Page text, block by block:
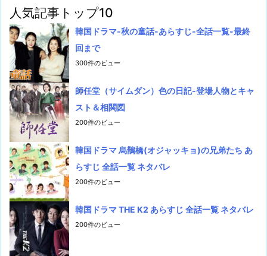
人気記事トップ10
韓国ドラマ-秋の童話-あらすじ-全話一覧-最終
回まで
300件のビュー
師任堂（サイムダン）色の日記-登場人物とキャ
スト＆相関図
200件のビュー
韓国ドラマ 烏鵲橋(オジャッキョ)の兄弟たち あ
らすじ 全話一覧 ネタバレ
200件のビュー
韓国ドラマ THE K2 あらすじ 全話一覧 ネタバレ
200件のビュー